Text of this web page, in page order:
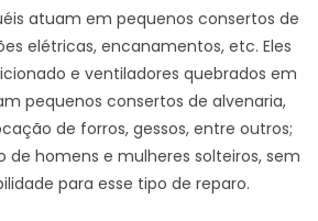
atuam em pequenos consertos de
elétricas, encanamentos, etc. Eles
e ventiladores quebrados em
pequenos consertos de alvenaria,
de forros, gessos, entre outros;
de homens e mulheres solteiros, sem
para esse tipo de reparo.